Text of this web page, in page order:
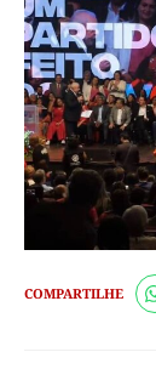
COMPARTILHE